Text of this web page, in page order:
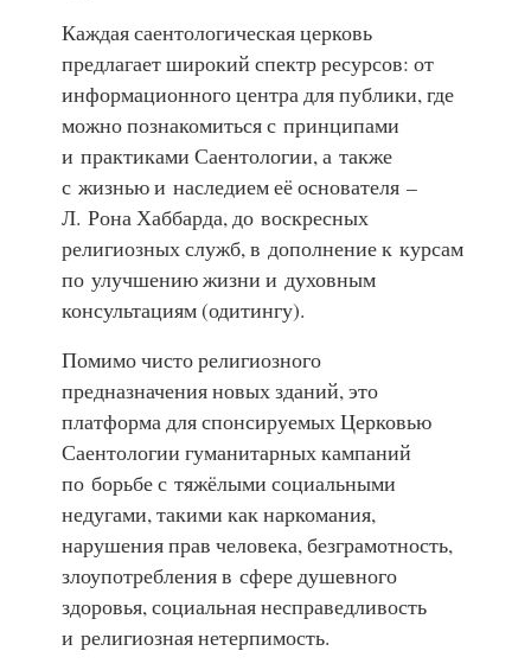
Каждая саентологическая церковь
предлагает широкий спектр ресурсов: от
информационного центра для публики, где
можно познакомиться с принципами
и практиками Саентологии, а также
с жизнью и наследием её основателя –
Л. Рона Хаббарда, до воскресных
религиозных служб, в дополнение к курсам
по улучшению жизни и духовным
консультациям (одитингу).
Помимо чисто религиозного
предназначения новых зданий, это
платформа для спонсируемых Церковью
Саентологии гуманитарных кампаний
по борьбе с тяжёлыми социальными
недугами, такими как наркомания,
нарушения прав человека, безграмотность,
злоупотребления в сфере душевного
здоровья, социальная несправедливость
и религиозная нетерпимость.